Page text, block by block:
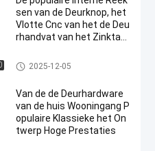
sen van de Deurknop, het
Vlotte Cnc van het de Deu
rhandvat van het Zinktap
De Deurhandvat van de zinkle
gering
2025-12-05
Van de de Deurhardware
van de huis Wooningang P
opulaire Klassieke het On
twerp Hoge Prestaties